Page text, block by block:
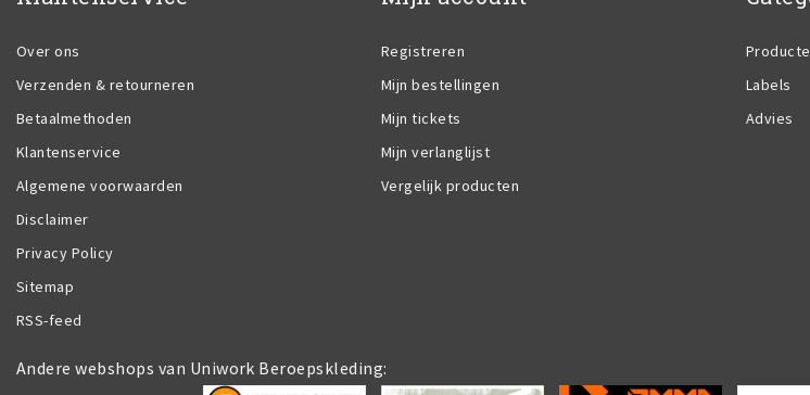
Over ons
Verzenden & retourneren
Betaalmethoden
Klantenservice
Algemene voorwaarden
Disclaimer
Privacy Policy
Sitemap
RSS-feed
Registreren
Mijn bestellingen
Mijn tickets
Mijn verlanglijst
Vergelijk producten
Labels
Advies
Andere webshops van Uniwork Beroepskleding: